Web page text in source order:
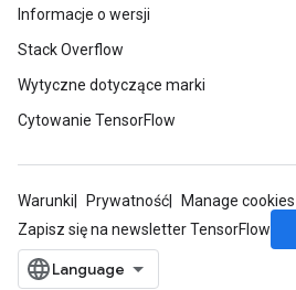
Informacje o wersji
Stack Overflow
Wytyczne dotyczące marki
Cytowanie TensorFlow
Warunki Prywatność
Manage cookies
Zapisz się na newsletter TensorFlow